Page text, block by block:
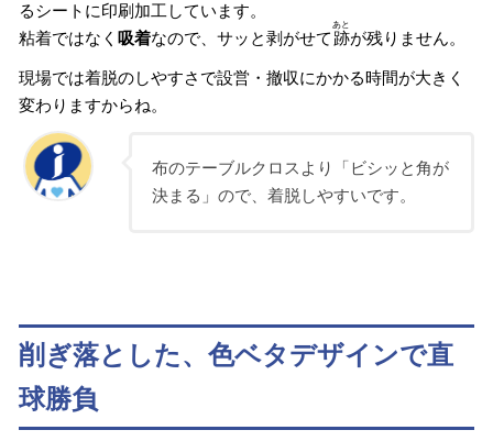
るシートに印刷加工しています。
粘着ではなく 吸着なので、サッと剥がせて 跡
あと
が残りません。
現場では着脱のしやすさで設営・撤収にかかる時間が大きく
変わりますからね。
布のテーブルクロスより「ビシッと角が
決まる」ので、着脱しやすいです。
削ぎ落とした、色ベタデザインで直
球勝負